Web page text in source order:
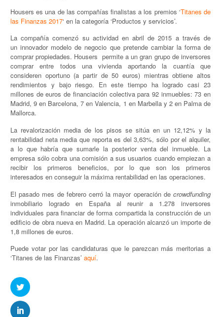
Housers es una de las compañías finalistas a los premios ‘Titanes de
las Finanzas 2017‘ en la categoría ‘Productos y servicios’.
La compañía comenzó su actividad en abril de 2015 a través de
un innovador modelo de negocio que pretende cambiar la forma de
comprar propiedades. Housers permite a un gran grupo de inversores
comprar entre todos una vivienda aportando la cuantía que
consideren oportuno (a partir de 50 euros) mientras obtiene altos
rendimientos y bajo riesgo. En este tiempo ha logrado casi 23
millones de euros de financiación colectiva para 92 inmuebles: 73 en
Madrid, 9 en Barcelona, 7 en Valencia, 1 en Marbella y 2 en Palma de
Mallorca.
La revalorización media de los pisos se sitúa en un 12,12% y la
rentabilidad neta media que reporta es del 3,63%, sólo por el alquiler,
a lo que habría que sumarle la posterior venta del inmueble. La
empresa sólo cobra una comisión a sus usuarios cuando empiezan a
recibir los primeros beneficios, por lo que son los primeros
interesados en conseguir la máxima rentabilidad en las operaciones.
El pasado mes de febrero cerró la mayor operación de crowdfunding
inmobiliario logrado en España al reunir a 1.278 inversores
individuales para financiar de forma compartida la construcción de un
edificio de obra nueva en Madrid. La operación alcanzó un importe de
1,8 millones de euros.
Puede votar por las candidaturas que le parezcan más meritorias a
‘Titanes de las Finanzas’aquí.